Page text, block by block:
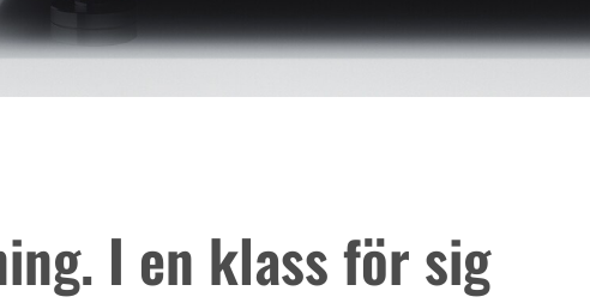
I en klass för sig